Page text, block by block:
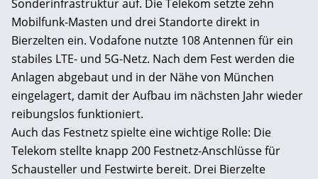
Sonderinfrastruktur auf. Die Telekom setzte zehn
Mobilfunk-Masten und drei Standorte direkt in
Bierzelten ein. Vodafone nutzte 108 Antennen für ein
stabiles LTE- und 5G-Netz. Nach dem Fest werden die
Anlagen abgebaut und in der Nähe von München
eingelagert, damit der Aufbau im nächsten Jahr wieder
reibungslos funktioniert.
Auch das Festnetz spielte eine wichtige Rolle: Die
Telekom stellte knapp 200 Festnetz-Anschlüsse für
Schausteller und Festwirte bereit. Drei Bierzelte